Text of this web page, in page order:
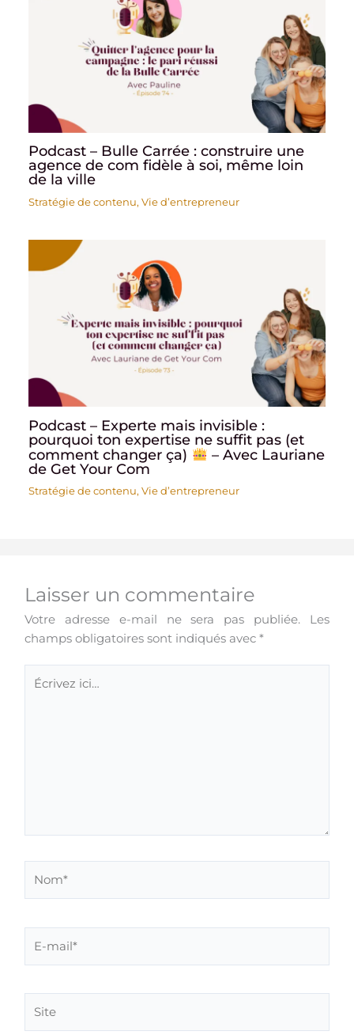
Podcast – Bulle Carrée : construire une
agence de com fidèle à soi, même loin
de la ville
Stratégie de contenu,Vie d’entrepreneur
Podcast – Experte mais invisible :
pourquoi ton expertise ne suffit pas (et
comment changer ça)
– Avec Lauriane
de Get Your Com
Stratégie de contenu,Vie d’entrepreneur
Laisser un commentaire
Votre adresse e-mail ne sera pas publiée.
Les
champs obligatoires sont indiqués avec*
mail*